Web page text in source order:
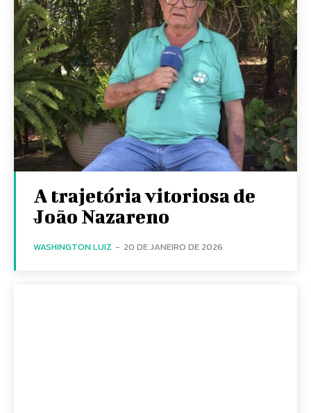
A trajetória vitoriosa de
João Nazareno
WASHINGTON LUIZ - 20 DE JANEIRO DE 2026